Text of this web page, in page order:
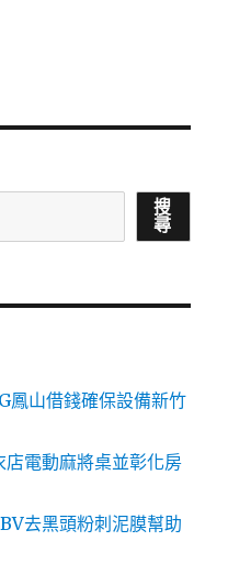
搜
尋
鳳山借錢確保設備新竹
電動麻將桌並彰化房
去黑頭粉刺泥膜幫助